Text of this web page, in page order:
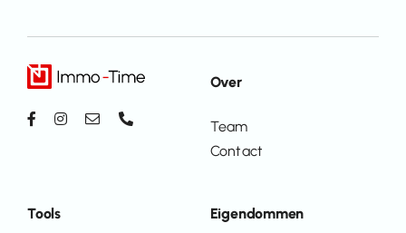
Eigendommen
Over
Team
Contact
Tools